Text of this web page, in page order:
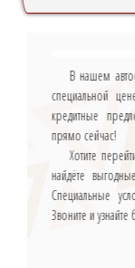
В нашем
специальной
кредитные
прямо сейчас!
Хотите
найдёте
Специальные
Звоните и